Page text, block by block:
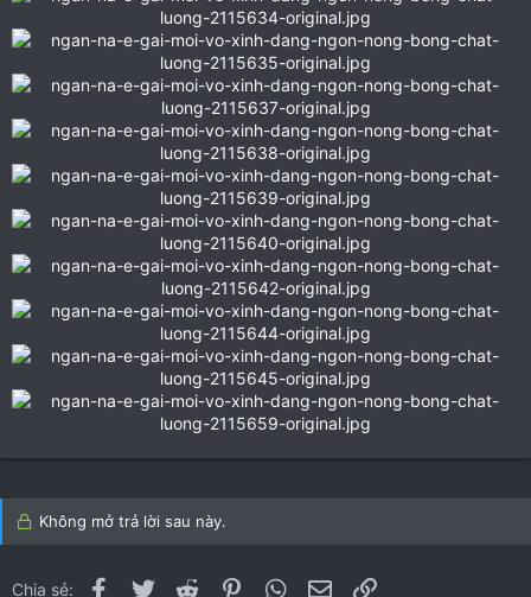
Không mở trả lời sau này.
Chia sẻ: Facebook
Twitter Reddit PinterestWhatsApp
Email